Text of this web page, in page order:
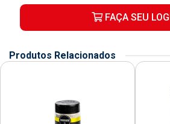
FAÇA SEU
Produtos Relacionados